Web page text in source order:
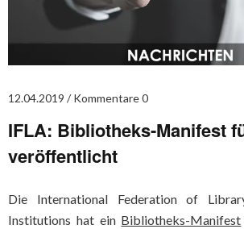
12.04.2019 Kommentare 0
IFLA: Bibliotheks-Manifest
veröffentlicht
Die International Federation of
Institutions hat ein Bibliotheks-Manifest